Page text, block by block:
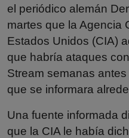
el periódico alemán
martes que la Agencia
Estados Unidos (CIA)
que habría ataques
Stream semanas
que se informara
Una fuente informada
que la CIA le había